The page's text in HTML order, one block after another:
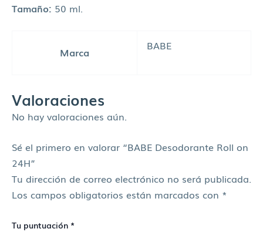
Tamaño: 50 ml.
Marca BABE
Valoraciones
No hay valoraciones aún.
Sé el primero en valorar “BABE Desodorante Roll on
24H”
Tu dirección de correo electrónico no será publicada.
Los campos obligatorios están marcados con *
Tu puntuación *